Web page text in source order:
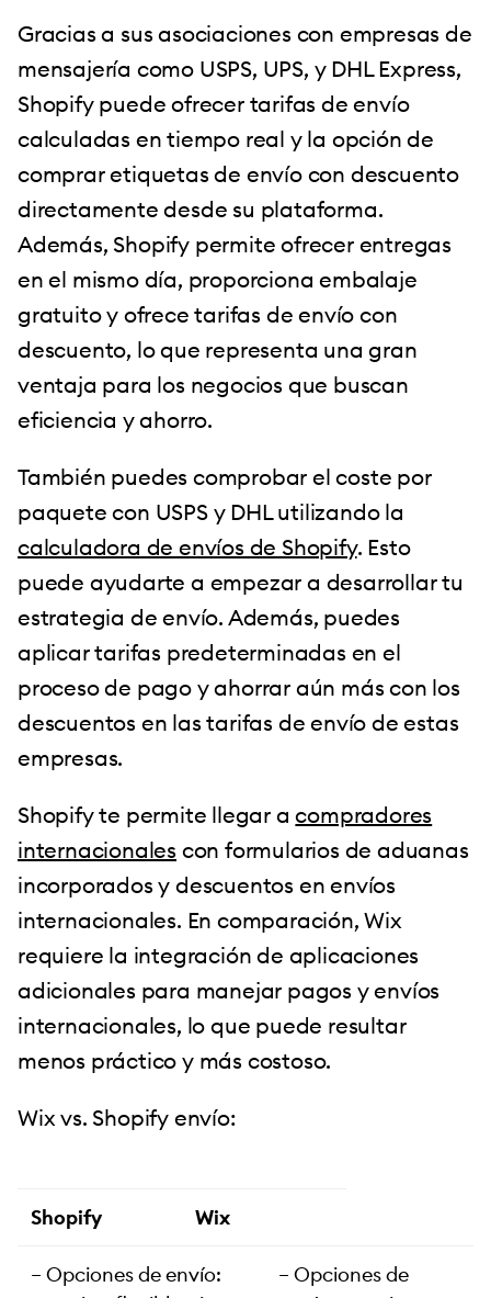
Gracias a sus asociaciones con empresas de
mensajería como USPS, UPS, y DHL Express,
Shopify puede ofrecer tarifas de envío
calculadas en tiempo real y la opción de
comprar etiquetas de envío con descuento
directamente desde su plataforma.
Además, Shopify permite ofrecer entregas
en el mismo día, proporciona embalaje
gratuito y ofrece tarifas de envío con
descuento, lo que representa una gran
ventaja para los negocios que buscan
eficiencia y ahorro.
También puedes comprobar el coste por
paquete con USPS y DHL utilizando la
calculadora de envíos de Shopify. Esto
puede ayudarte a empezar a desarrollar tu
estrategia de envío. Además, puedes
aplicar tarifas predeterminadas en el
proceso de pago y ahorrar aún más con los
descuentos en las tarifas de envío de estas
empresas.
Shopify te permite llegar acompradores
internacionales con formularios de aduanas
incorporados y descuentos en envíos
internacionales. En comparación, Wix
requiere la integración de aplicaciones
adicionales para manejar pagos y envíos
internacionales, lo que puede resultar
menos práctico y más costoso.
Wix vs. Shopify envío:
Shopify Wix
– Opciones de envío:
– Opciones de